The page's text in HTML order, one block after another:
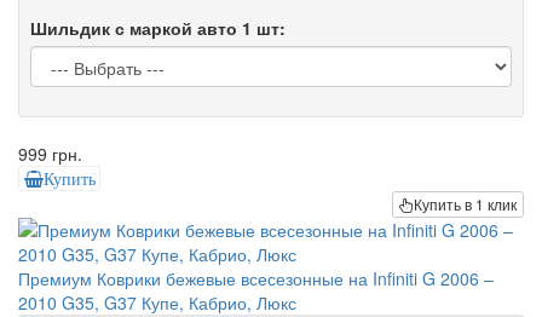
Шильдик с маркой авто 1 шт:
999 грн.
Купить
Купить в 1 клик
Премиум Коврики бежевые всесезонные на Infiniti G 2006 –
2010 G35, G37 Купе, Кабрио, Люкс